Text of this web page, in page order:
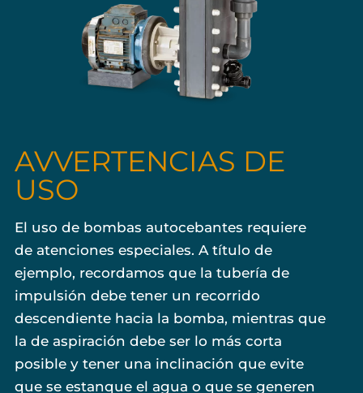
AVVERTENCIAS DE
USO
El uso de bombas autocebantes requiere
de atenciones especiales. A título de
ejemplo, recordamos que la tubería de
impulsión debe tener un recorrido
descendiente hacia la bomba, mientras que
la de aspiración debe ser lo más corta
posible y tener una inclinación que evite
que se estanque el agua o que se generen